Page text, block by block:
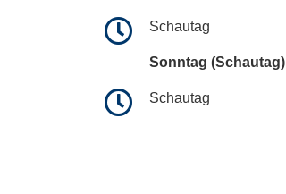
Schautag
Sonntag (Schautag)
Schautag